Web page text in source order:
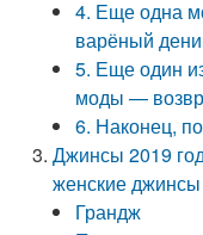
4. Еще одна
варёный
5. Еще один
моды —
6. Наконец,
Джинсы 2019
женские
Грандж